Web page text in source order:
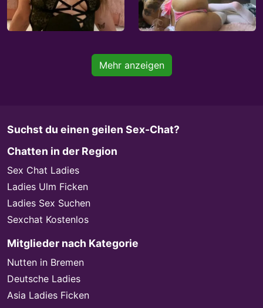
Mehr anzeigen
Suchst du einen geilen Sex-Chat?
Chatten in der Region
Sex Chat Ladies
Ladies Ulm Ficken
Ladies Sex Suchen
Sexchat Kostenlos
Mitglieder nach Kategorie
Nutten in Bremen
Deutsche Ladies
Asia Ladies Ficken